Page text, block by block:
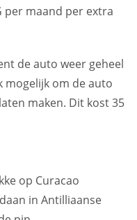
per maand per extra
de auto weer geheel
mogelijk om de auto
maken. Dit kost 35
op Curacao
in Antilliaanse